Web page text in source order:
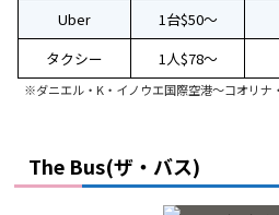
Uber 1台$50～
タクシー
1人$78～
※ダニエル・K・イノウエ国際空港～コオリナ
The Bus(ザ・バス)